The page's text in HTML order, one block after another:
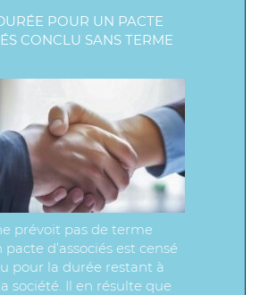
POUR UN PACTE
CONCLU SANS TERME
prévoit pas de terme
pacte d’associés est censé
pour la durée restant à
société. Il en résulte que